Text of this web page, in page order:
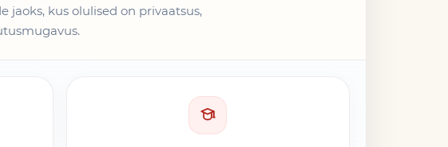
jaoks, kus olulised on privaatsus,